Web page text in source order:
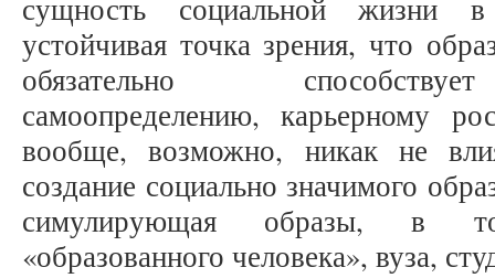
сущность социальной жизни в
устойчивая точка зрения, что
обязательно
самоопределению, карьерному
вообще, возможно, никак не
создание социально значимого
симулирующая образы, в
«образованного человека», вуза,